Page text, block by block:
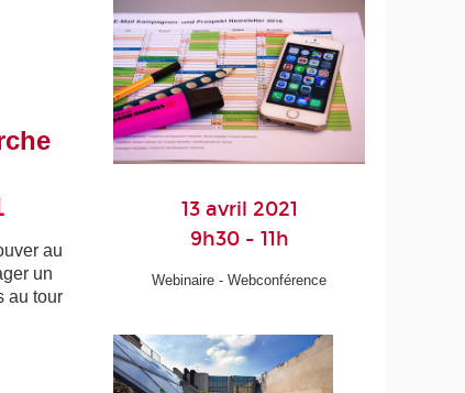
au
un
au tour
13 avril 2021
9h30 - 11h
Webinaire - Webconférence